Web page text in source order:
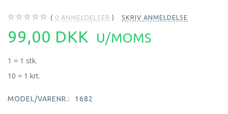
0 ANMELDELSER SKRIV ANMELDELSE
99,00 DKK U/MOMS
1 = 1 stk.
10 = 1 krt.
MODEL/VARENR.: 1682